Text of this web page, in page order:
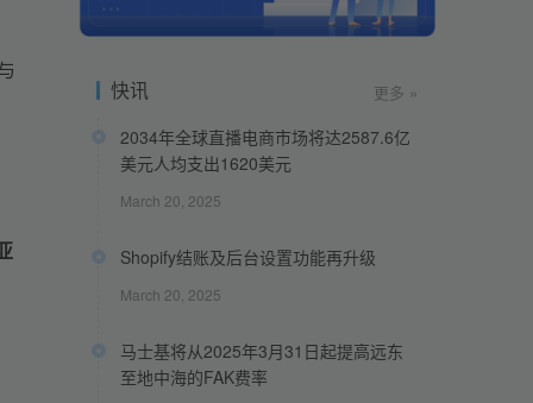
快讯 更多 »
2034年全球直播电商市场将达2587.6亿
美元人均支出1620美元
March 20, 2025
Shopify结账及后台设置功能再升级
March 20, 2025
马士基将从2025年3月31日起提高远东
至地中海的FAK费率